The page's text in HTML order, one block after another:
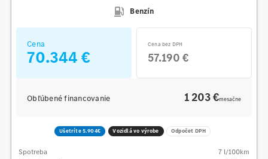
Benzín
Cena
70.344 €
Cena bez DPH
57.190 €
Obľúbené financovanie 1 203 €mesačne
Ušetríte 5.904€ Vozidlá vo výrobe Odpočet DPH
Spotreba 7 l/100km